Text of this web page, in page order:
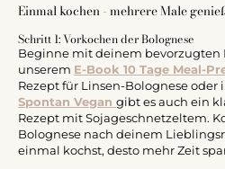
Einmal kochen - mehrere Male
Schritt 1: Vorkochen der Bolognese
Beginne mit deinem bevorzugten
unserem E-Book 10 Tage Meal-
Rezept für Linsen-Bolognese oder
Spontan Vegan gibt es auch ein
Rezept mit Sojageschnetzeltem.
Bolognese nach deinem
einmal kochst, desto mehr Zeit